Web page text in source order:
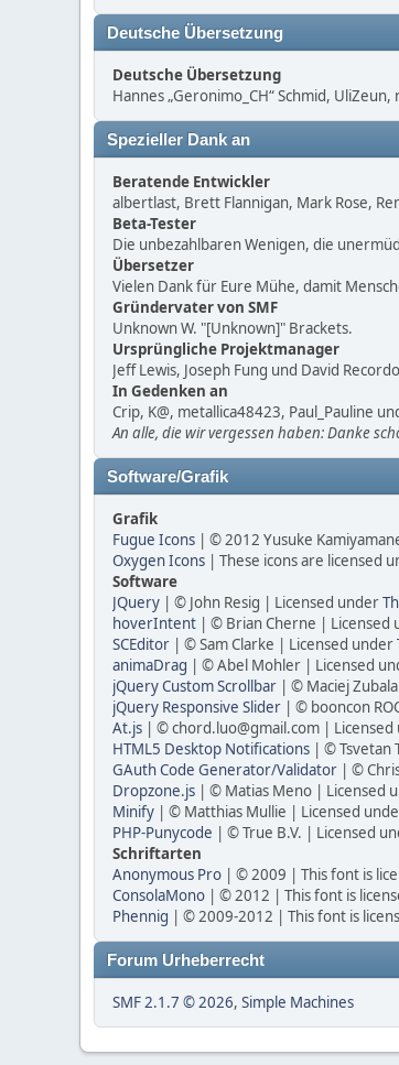
Deutsche Übersetzung
Deutsche Übersetzung
Hannes „Geronimo_CH“ Schmid,
Spezieller Dank an
Beratende Entwickler
albertlast, Brett Flannigan, Mark Rose,
Beta-Tester
Die unbezahlbaren Wenigen, die
Übersetzer
Vielen Dank für Eure Mühe, damit
Gründervater von SMF
Unknown W. "[Unknown]" Brackets.
Ursprüngliche Projektmanager
Jeff Lewis, Joseph Fung und David
In Gedenken an
Crip, K@, metallica48423, Paul_Pauline
An alle, die wir vergessen haben: Danke
Software/Grafik
Grafik
Fugue Icons | © 2012 Yusuke
Oxygen Icons | These icons are licensed
Software
JQuery | © John Resig | Licensed under
hoverIntent | © Brian Cherne | Licensed
SCEditor | © Sam Clarke | Licensed under
animaDrag | © Abel Mohler | Licensed
jQuery Custom Scrollbar | © Maciej
jQuery Responsive Slider | © booncon
At.js | © chord.luo@gmail.com | Licensed
HTML5 Desktop Notifications | © Tsvetan
GAuth Code Generator/Validator | ©
Dropzone.js | © Matias Meno | Licensed
Minify | © Matthias Mullie | Licensed
PHP-Punycode | © True B.V. | Licensed
Schriftarten
Anonymous Pro | © 2009 | This font is
ConsolaMono | © 2012 | This font is
Phennig | © 2009-2012 | This font is
Forum Urheberrecht
SMF 2.1.7 © 2026, Simple Machines